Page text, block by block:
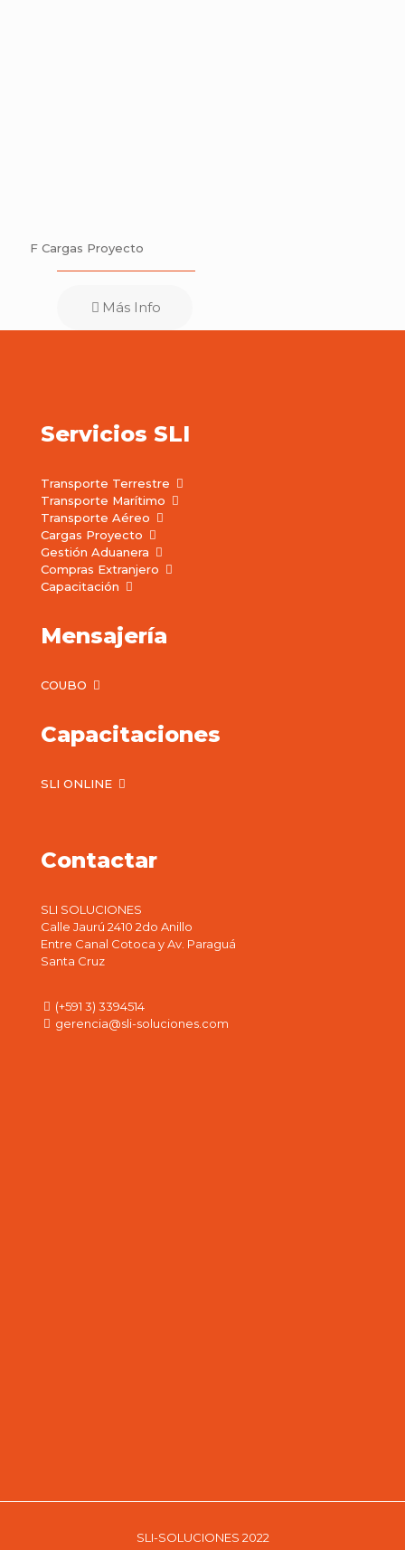
F Cargas Proyecto
Más Info
Servicios SLI
Transporte Terrestre
Transporte Marítimo
Transporte Aéreo
Cargas Proyecto
Gestión Aduanera
Compras Extranjero
Capacitación
Mensajería
COUBO
Capacitaciones
SLI ONLINE
Contactar
SLI SOLUCIONES
Calle Jaurú 2410 2do Anillo
Entre Canal Cotoca y Av. Paraguá
Santa Cruz
(+591 3) 3394514
gerencia@sli-soluciones.com
SLI-SOLUCIONES 2022